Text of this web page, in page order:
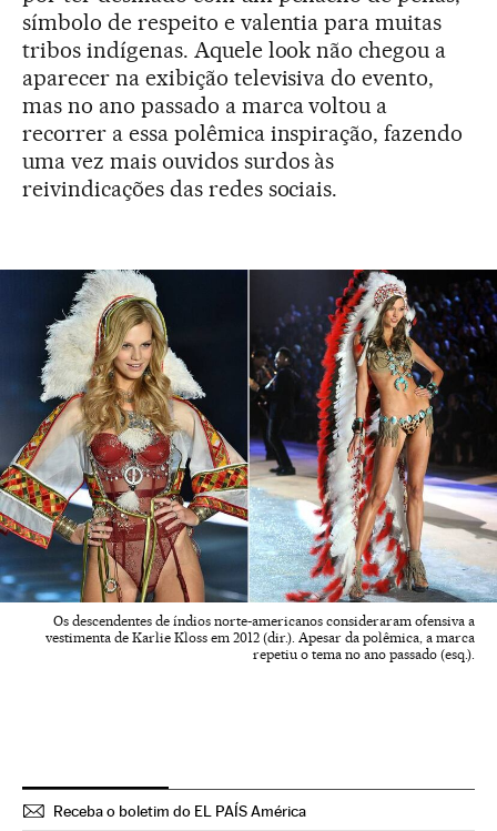
símbolo de respeito e valentia para muitas
tribos indígenas. Aquele look não chegou a
aparecer na exibição televisiva do evento,
mas no ano passado a marca voltou a
recorrer a essa polêmica inspiração, fazendo
uma vez mais ouvidos surdos às
reivindicações das redes sociais.
Os descendentes de índios norte-americanos consideraram ofensiva a
vestimenta de Karlie Kloss em 2012 (dir.). Apesar da polêmica, a marca
repetiu o tema no ano passado (esq.).
Receba o boletim do EL PAÍS América